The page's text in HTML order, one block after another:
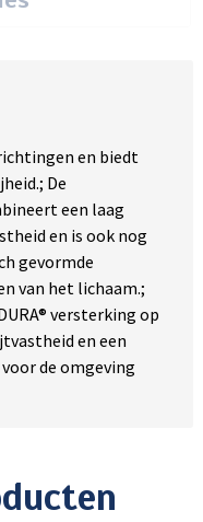
en biedt
De
een laag
en is ook nog
gevormde
van het lichaam.;
versterking op
en een
de omgeving